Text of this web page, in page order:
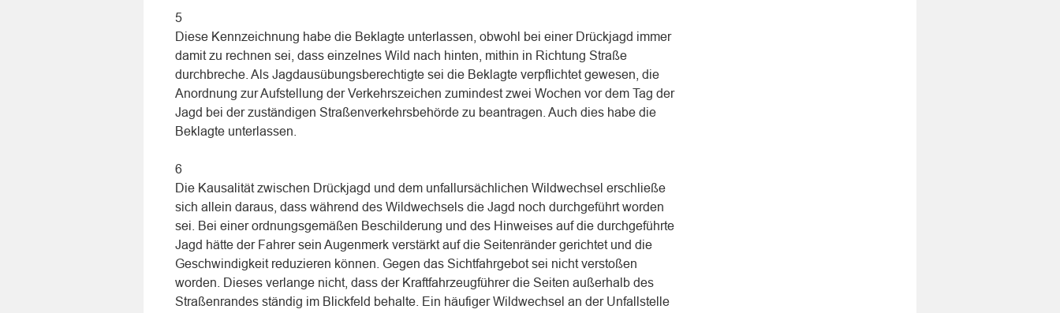
5
Diese Kennzeichnung habe die Beklagte unterlassen, obwohl bei einer Drückjagd immer
damit zu rechnen sei, dass einzelnes Wild nach hinten, mithin in Richtung Straße
durchbreche. Als Jagdausübungsberechtigte sei die Beklagte verpflichtet gewesen, die
Anordnung zur Aufstellung der Verkehrszeichen zumindest zwei Wochen vor dem Tag der
Jagd bei der zuständigen Straßenverkehrsbehörde zu beantragen. Auch dies habe die
Beklagte unterlassen.
6
Die Kausalität zwischen Drückjagd und dem unfallursächlichen Wildwechsel erschließe
sich allein daraus, dass während des Wildwechsels die Jagd noch durchgeführt worden
sei. Bei einer ordnungsgemäßen Beschilderung und des Hinweises auf die durchgeführte
Jagd hätte der Fahrer sein Augenmerk verstärkt auf die Seitenränder gerichtet und die
Geschwindigkeit reduzieren können. Gegen das Sichtfahrgebot sei nicht verstoßen
worden. Dieses verlange nicht, dass der Kraftfahrzeugführer die Seiten außerhalb des
Straßenrandes ständig im Blickfeld behalte. Ein häufiger Wildwechsel an der Unfallstelle